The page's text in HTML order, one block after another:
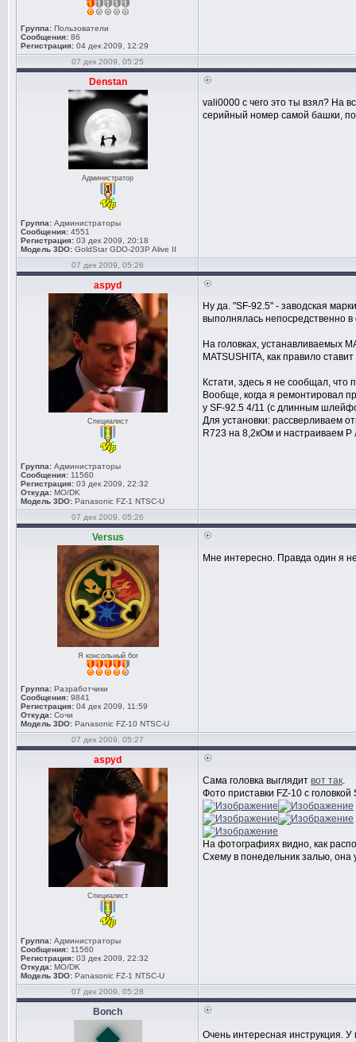
Группа: Пользователи
Сообщения: 86
Регистрация: 04 дек 2009, 12:29
07 дек 2009, 05:25
Denstan
Администратор
Группа: Администраторы
Сообщения: 4551
Регистрация: 03 дек 2009, 20:18
Модель 3DO: GoldStar GDO-203P Alive II
vali0000 с чего это ты взял? На
серийный номер самой башки,
07 дек 2009, 05:26
aspyd
Специалист
Группа: Администраторы
Сообщения: 11560
Регистрация: 03 дек 2009, 22:32
Откуда: MO/DK
Модель 3DO: Panasonic FZ-1 NTSC-U
Ну да. "SF-92.5" - заводская
выполнялась непосредственно
На головках, устанавливаемых
MATSUSHITA, как правило
Кстати, здесь я не сообщал, что
Вообще, когда я ремонтировал
у SF-92.5 4/11 (с длинным
Для установки: рассверливаем
R723 на 8,2кОм и настраиваем Р
07 дек 2009, 05:26
Versus
Я консольный бог
Группа: Разработчики
Сообщения: 9841
Регистрация: 04 дек 2009, 11:59
Откуда: Сочи
Модель 3DO: Panasonic FZ-10 NTSC-U
Мне интересно. Правда один я
07 дек 2009, 05:27
aspyd
Специалист
Группа: Администраторы
Сообщения: 11560
Регистрация: 03 дек 2009, 22:32
Откуда: MO/DK
Модель 3DO: Panasonic FZ-1 NTSC-U
Сама головка выглядит вот так.
Фото приставки FZ-10 с головкой
На фотографиях видно, как
Схему в понедельник залью, она
07 дек 2009, 05:28
Bonch
Очень интересная инструкция.